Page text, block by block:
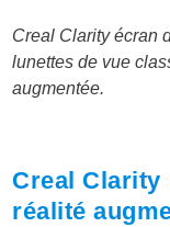
Creal Clarity écran
lunettes de vue
augmentée.
Creal Clarity
réalité